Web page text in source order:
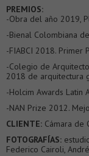
PREMIOS:
-Obra del año 2019,
-Bienal Colombiana
-FIABCI 2018. Primer
-Colegio de
2018 de arquitectura
-Holcim Awards Latin
-NAN Prize 2012.
CLIENTE: Cámara de
FOTOGRAFÍAS:
Federico Cairoli,